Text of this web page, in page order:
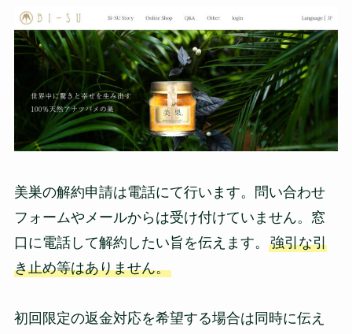
美巣の解約申請は電話にて行います。問い合わせ
フォームやメールからは受け付けていません。窓
口に電話して解約したい旨を伝えます。 強引な引
き止め等はありません。
初回限定の返金対応を希望する場合は同時に伝え